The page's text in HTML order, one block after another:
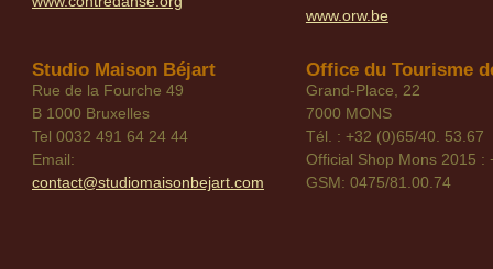
www.orw.be
Studio Maison Béjart
Rue de la Fourche 49
B 1000 Bruxelles
Tel 0032 491 64 24 44
Email:
contact@studiomaisonbejart.com
Office du Tourisme
Grand-Place, 22
7000 MONS
Tél. : +32 (0)65/40. 53.67
Official Shop Mons 2015 :
GSM: 0475/81.00.74